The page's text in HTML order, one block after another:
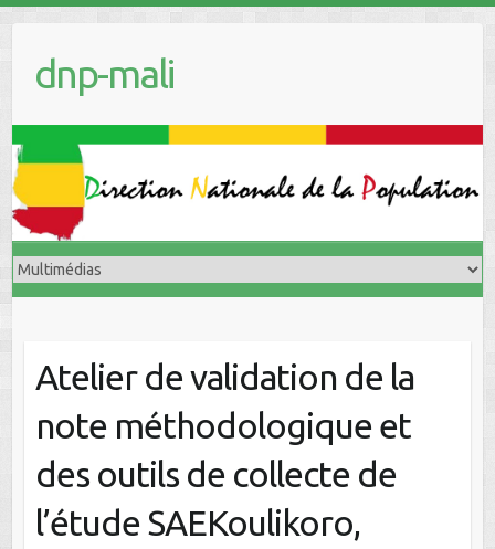
dnp-mali
Atelier de validation de la
note méthodologique et
des outils de collecte de
l’étude SAEKoulikoro,